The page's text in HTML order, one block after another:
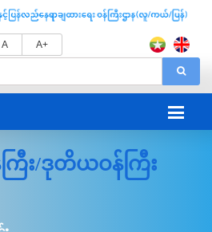
A A+
ြီး/ဒုတိယဝန်ကြီး